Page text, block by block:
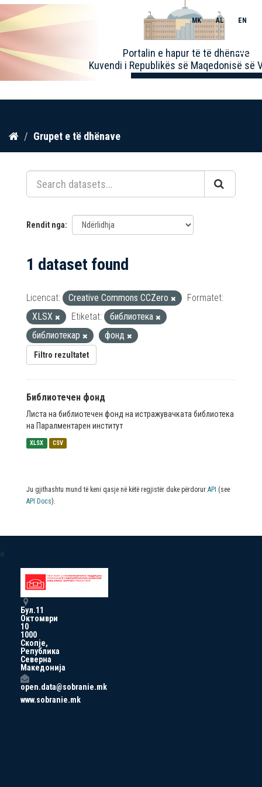
Kalo
përmbajtja
Portalin e hapur të të dhënave
Kuvendi i Republikës së Maqedonisë së
MK AL EN
Toggle
Grupet e të dhënave
Rendit nga
1 dataset found
Licencat: Creative Commons CCZero
Formatet:
XLSX
Etiketat:
библиотека
библиотекар
фонд
Filtro rezultatet
Библиотечен фонд
Листа на библиотечен фонд на истражувачката библиотека
на Паралментарен институт
XLSX CSV
Ju gjithashtu mund të keni qasje në këtë regjistër duke përdorur API (see
API Docs).
a
Бул.11
Октомври
10
1000
Скопје,
Република
Северна
Македонија
open.data@sobranie.mk
www.sobranie.mk